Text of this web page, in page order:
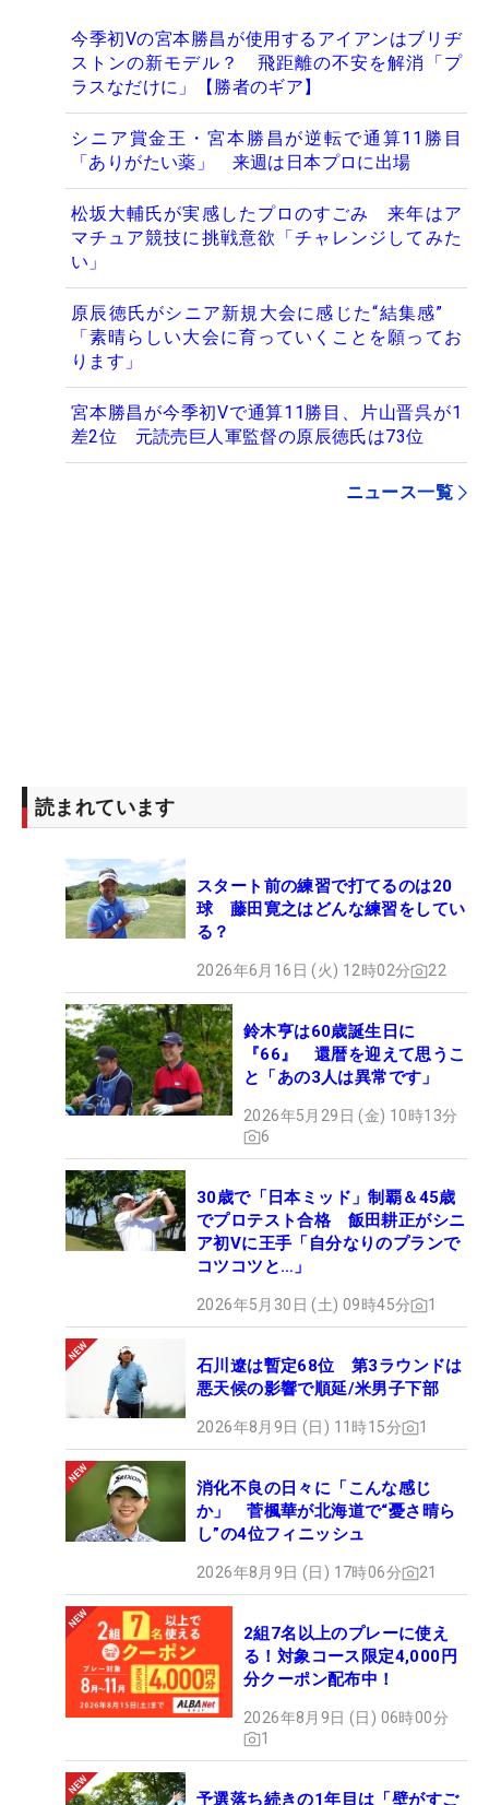
今季初Vの宮本勝昌が使用するアイアンはブリヂ
ストンの新モデル？ 飛距離の不安を解消「プ
ラスなだけに」【勝者のギア】
シニア賞金王・宮本勝昌が逆転で通算11勝目
「ありがたい薬」 来週は日本プロに出場
松坂大輔氏が実感したプロのすごみ 来年はア
マチュア競技に挑戦意欲「チャレンジしてみた
い」
原辰徳氏がシニア新規大会に感じた“結集感”
「素晴らしい大会に育っていくことを願ってお
ります」
宮本勝昌が今季初Vで通算11勝目、片山晋呉が1
差2位 元読売巨人軍監督の原辰徳氏は73位
ニュース一覧
読まれています
スタート前の練習で打てるのは20
球 藤田寛之はどんな練習をしてい
る？
2026年6月16日 (火) 12時02分 22
鈴木亨は60歳誕生日に
『66』 還暦を迎えて思うこ
と「あの3人は異常です」
2026年5月29日 (金) 10時13分
6
30歳で「日本ミッド」制覇＆45歳
でプロテスト合格 飯田耕正がシニ
ア初Vに王手「自分なりのプランで
コツコツと…」
2026年5月30日 (土) 09時45分 1
石川遼は暫定68位 第3ラウンドは
悪天候の影響で順延/米男子下部
2026年8月9日 (日) 11時15分 1
消化不良の日々に「こんな感じ
か」 菅楓華が北海道で“憂さ晴ら
し”の4位フィニッシュ
2026年8月9日 (日) 17時06分 21
2組7名以上のプレーに使え
る！対象コース限定4,000円
分クーポン配布中！
2026年8月9日 (日) 06時00分
1
予選落ち続きの1年目は「壁がすご